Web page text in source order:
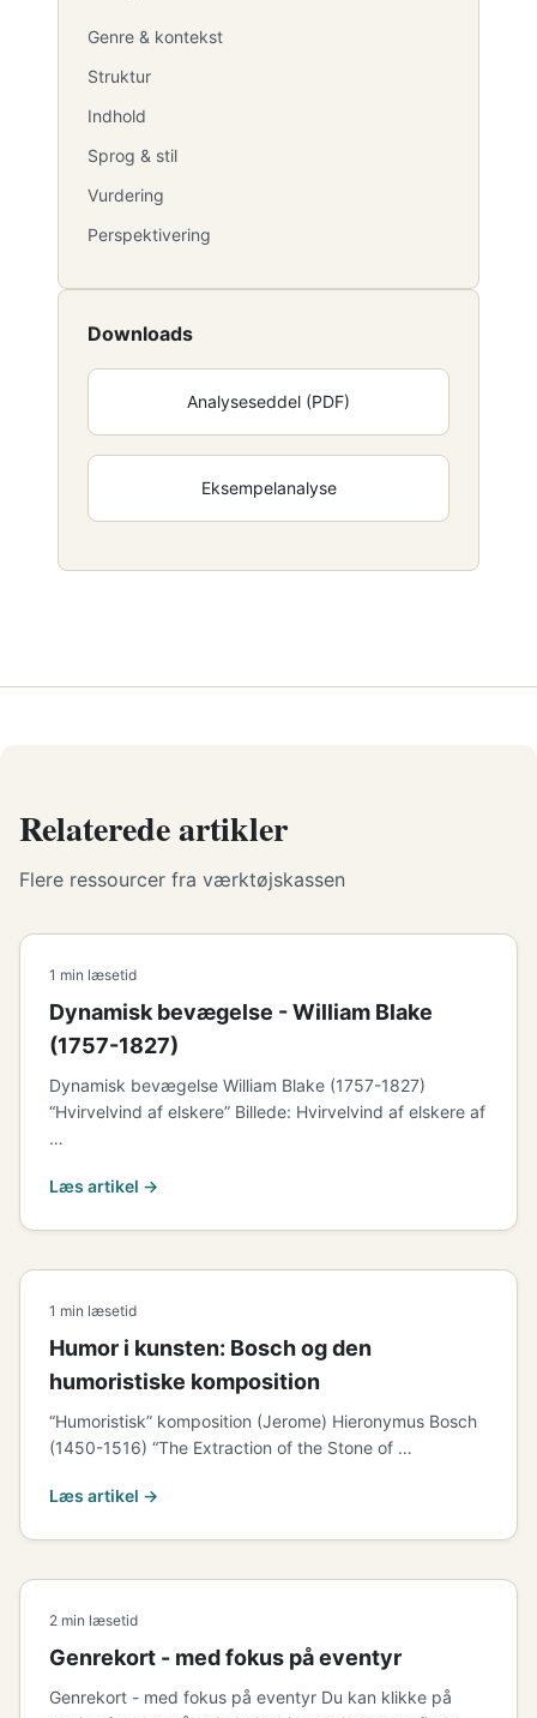
Genre & kontekst
Struktur
Indhold
Sprog & stil
Vurdering
Perspektivering
Downloads
Analyseseddel (PDF)
Eksempelanalyse
Relaterede artikler
Flere ressourcer fra værktøjskassen
1 min læsetid
Dynamisk bevægelse - William Blake
(1757-1827)
Dynamisk bevægelse William Blake (1757-1827)
“Hvirvelvind af elskere” Billede: Hvirvelvind af elskere af
…
Læs artikel →
1 min læsetid
Humor i kunsten: Bosch og den
humoristiske komposition
“Humoristisk” komposition (Jerome) Hieronymus Bosch
(1450-1516) “The Extraction of the Stone of …
Læs artikel →
2 min læsetid
Genrekort - med fokus på eventyr
Genrekort - med fokus på eventyr Du kan klikke på